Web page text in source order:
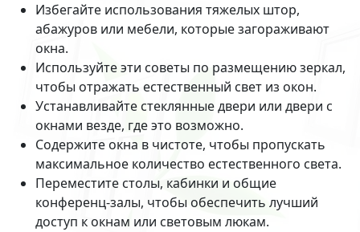
Избегайте использования тяжелых штор,
абажуров или мебели, которые загораживают
окна.
Используйте эти советы по размещению зеркал,
чтобы отражать естественный свет из окон.
Устанавливайте стеклянные двери или двери с
окнами везде, где это возможно.
Содержите окна в чистоте, чтобы пропускать
максимальное количество естественного света.
Переместите столы, кабинки и общие
конференц-залы, чтобы обеспечить лучший
доступ к окнам или световым люкам.